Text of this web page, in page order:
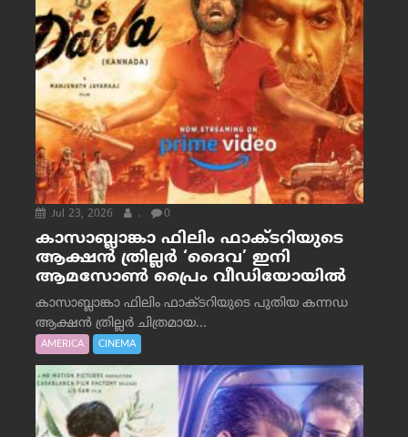
Jul 23, 2026 . 0
കാസാബ്ലാങ്കാ ഫിലിം ഫാക്ടറിയുടെ
ആക്ഷൻ ത്രില്ലർ ‘ദൈവ’ ഇനി
ആമസോൺ പ്രൈം വീഡിയോയിൽ
കാസാബ്ലാങ്കാ ഫിലിം ഫാക്ടറിയുടെ പുതിയ കന്നഡ
ആക്ഷൻ ത്രില്ലർ ചിത്രമായ...
AMERICA CINEMA